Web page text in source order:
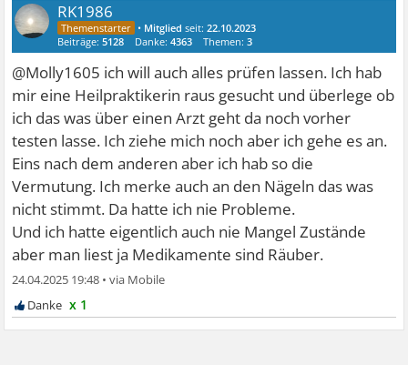
RK1986
• Mitglied seit:22.10.2023
Beiträge:5128 Danke:4363 Themen:3
@Molly1605 ich will auch alles prüfen lassen. Ich hab
mir eine Heilpraktikerin raus gesucht und überlege ob
ich das was über einen Arzt geht da noch vorher
testen lasse. Ich ziehe mich noch aber ich gehe es an.
Eins nach dem anderen aber ich hab so die
Vermutung. Ich merke auch an den Nägeln das was
nicht stimmt. Da hatte ich nie Probleme.
Und ich hatte eigentlich auch nie Mangel Zustände
aber man liest ja Medikamente sind Räuber.
24.04.2025 19:48 •
x 1